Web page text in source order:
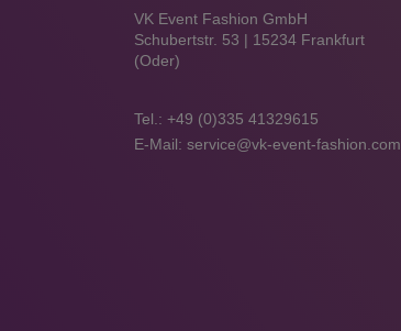
VK Event Fashion GmbH
Schubertstr. 53 | 15234 Frankfurt
(Oder)
Tel.: +49 (0)335 41329615
E-Mail: service@vk-event-fashion.com